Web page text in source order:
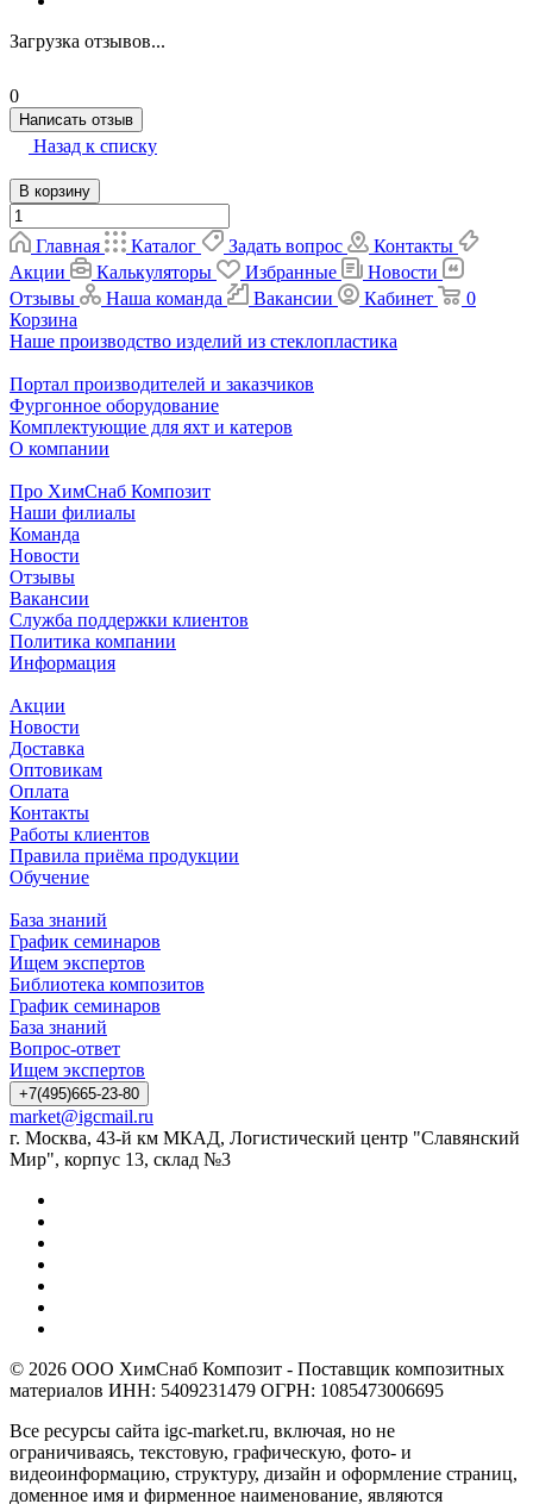
Загрузка отзывов...
0
Написать отзыв
Назад к списку
В корзину
Главная Каталог Задать вопрос
Контакты
Акции
Калькуляторы Избранные
Новости
Отзывы
Наша команда Вакансии Кабинет
0
Корзина
Наше производство изделий из стеклопластика
Портал производителей и заказчиков
Фургонное оборудование
Комплектующие для яхт и катеров
О компании
Про ХимСнаб Композит
Наши филиалы
Команда
Новости
Отзывы
Вакансии
Служба поддержки клиентов
Политика компании
Информация
Акции
Новости
Доставка
Оптовикам
Оплата
Контакты
Работы клиентов
Правила приёма продукции
Обучение
База знаний
График семинаров
Ищем экспертов
Библиотека композитов
График семинаров
База знаний
Вопрос-ответ
Ищем экспертов
+7(495)665-23-80
market@igcmail.ru
г. Москва, 43-й км МКАД, Логистический центр "Славянский
Мир", корпус 13, склад №3
© 2026 ООО ХимСнаб Композит - Поставщик композитных
материалов ИНН: 5409231479 ОГРН: 1085473006695
Все ресурсы сайта igc-market.ru, включая, но не
ограничиваясь, текстовую, графическую, фото- и
видеоинформацию, структуру, дизайн и оформление страниц,
доменное имя и фирменное наименование, являются